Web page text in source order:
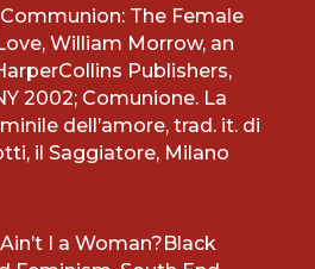
The Female
William Morrow, an
Publishers,
2002; Comunione. La
dell’amore, trad. it. di
il Saggiatore, Milano
I a Woman?Black